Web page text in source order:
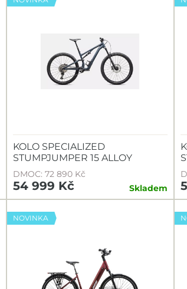
KOLO SPECIALIZED
STUMPJUMPER 15 ALLOY
DMOC: 72 890 Kč
54 999 Kč Skladem
NOVINKA